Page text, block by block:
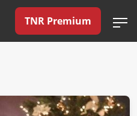
TNR Premium